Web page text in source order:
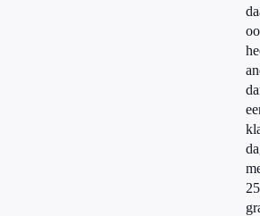
25